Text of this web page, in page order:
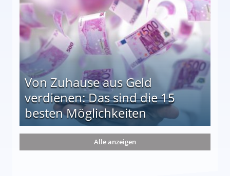
Von Zuhause aus Geld
verdienen: Das sind die 15
besten Möglichkeiten
die 15 besten Möglichkeiten
Alle anzeigen